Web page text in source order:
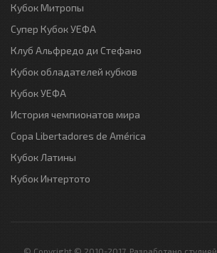
Кубок Митропы
Супер Кубок УЕФА
Клуб Альфредо ди Стефано
Кубок обладателей кубков
Кубок УЕФА
История чемпионатов мира
Copa Libertadores de América
Кубок Латины
Кубок Интертото
© Copyright © 2010-2017. Разработано студией